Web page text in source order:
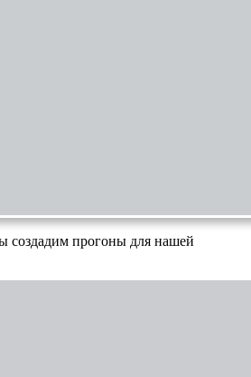
создадим прогоны для нашей